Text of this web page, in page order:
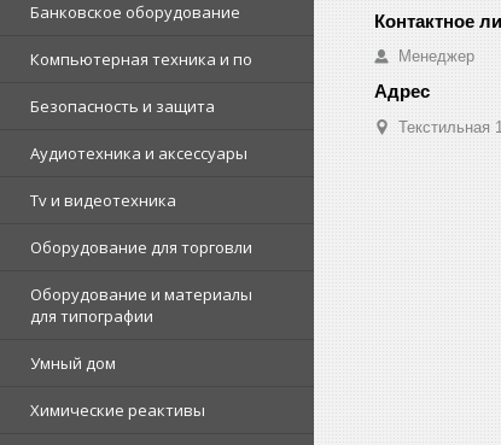
Банковское оборудование
Компьютерная техника и по
Безопасность и защита
Аудиотехника и аксессуары
Tv и видеотехника
Оборудование для торговли
Оборудование и материалы
для типографии
Умный дом
Химические реактивы
Менеджер
Текстильная